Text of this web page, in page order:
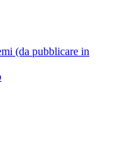
(da pubblicare in